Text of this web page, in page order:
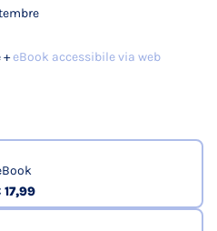
+eBook accessibile via web
17,99